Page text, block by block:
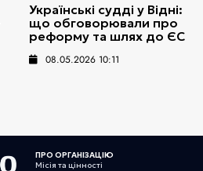
Українські судді у Відні:
що обговорювали про
реформу та шлях до ЄС
08.05.2026 10:11
ПРО ОРГАНІЗАЦІЮ
Місія та цінності